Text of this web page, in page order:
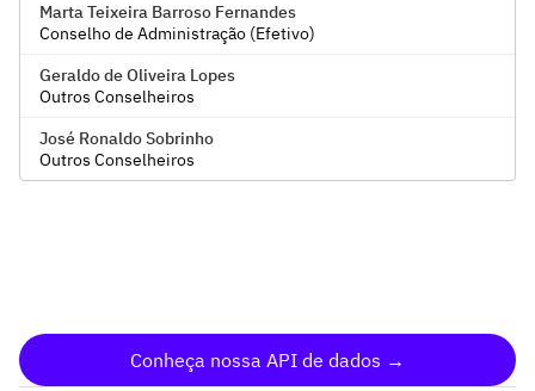
Marta Teixeira Barroso Fernandes
Conselho de Administração (Efetivo)
Geraldo de Oliveira Lopes
Outros Conselheiros
José Ronaldo Sobrinho
Outros Conselheiros
Conheça nossa API de dados →